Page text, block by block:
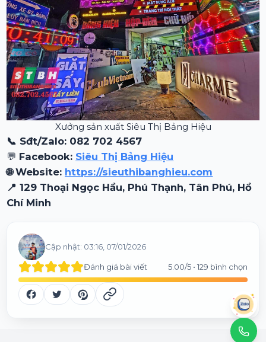
Xưởng sản xuất Siêu Thị Bảng Hiệu
📞 Sđt/Zalo: 082 702 4567
💬 Facebook: Siêu Thị Bảng Hiệu
🌐 Website: https://sieuthibanghieu.com
📍 129 Thoại Ngọc Hầu, Phú Thạnh, Tân Phú, Hồ
Chí Minh
Cập nhật: 03:16, 07/01/2026
Đánh giá bài viết 5.00/5 • 129 bình chọn